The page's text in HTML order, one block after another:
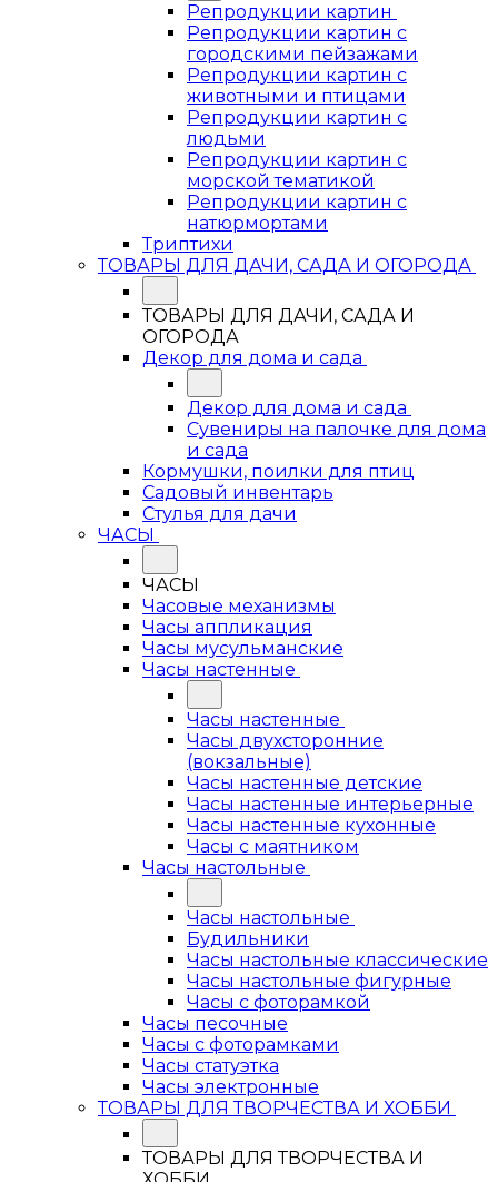
Репродукции картин
Репродукции картин с
городскими пейзажами
Репродукции картин с
животными и птицами
Репродукции картин с
людьми
Репродукции картин с
морской тематикой
Репродукции картин с
натюрмортами
Триптихи
ТОВАРЫ ДЛЯ ДАЧИ, САДА И ОГОРОДА
ТОВАРЫ ДЛЯ ДАЧИ, САДА И
ОГОРОДА
Декор для дома и сада
Декор для дома и сада
Сувениры на палочке для дома
и сада
Кормушки, поилки для птиц
Садовый инвентарь
Стулья для дачи
ЧАСЫ
ЧАСЫ
Часовые механизмы
Часы аппликация
Часы мусульманские
Часы настенные
Часы настенные
Часы двухсторонние
(вокзальные)
Часы настенные детские
Часы настенные интерьерные
Часы настенные кухонные
Часы с маятником
Часы настольные
Часы настольные
Будильники
Часы настольные классические
Часы настольные фигурные
Часы с фоторамкой
Часы песочные
Часы с фоторамками
Часы статуэтка
Часы электронные
ТОВАРЫ ДЛЯ ТВОРЧЕСТВА И ХОББИ
ТОВАРЫ ДЛЯ ТВОРЧЕСТВА И